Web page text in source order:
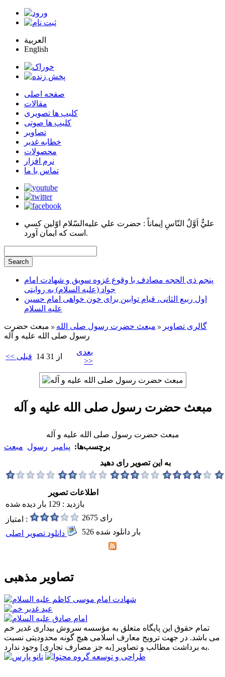
العربية
English
صفحه اصلی
مقالات
کلیپ ها تصویری
کلیپ ها صوتی
تصاویر
خطابه غدیر
محصولات
نرم افزار
تماس با ما
عليٌّ اَوَّلُ النّاسِ اِيماناً : حضرت علي عليه‌السّلام اوّلين كسي
است كه ايمان آورد.
پنجم ذی الحجه مصادف با وقوع غزوه سویق و شهادت امام
جواد (علیه السلام) به روایتی
اول ربیع الثانی، قیام توابین برای خون خواهی امام حسین
علیه السلام
گالری تصاویر مبعث حضرت رسول صلی الله
مبعث حضرت
رسول صلی الله علیه و آله
<< قبلی 14 از 31
بعدی
>>
مبعث حضرت رسول صلی الله علیه و آله
مبعث حضرت رسول صلی الله علیه و آله
برچسب‌ها: پیامبر رسول مبعث
به این تصویر رای دهید
اطلاعات تصویر
بازدید : 129 بار دیده شده
امتیاز :
2675 رای
526 بار دانلود شده
تصاویر مذهبی
تمام حقوق این پایگاه متعلق به مؤسسه سروش بیداری غدیر خم
می باشد. در جهت ترویج معارف اسلامی هیچ گونه محدودیتی نسبت
به برداشت مطالب و تصاویر [به جز مصارف تجاری] وجود ندارد.